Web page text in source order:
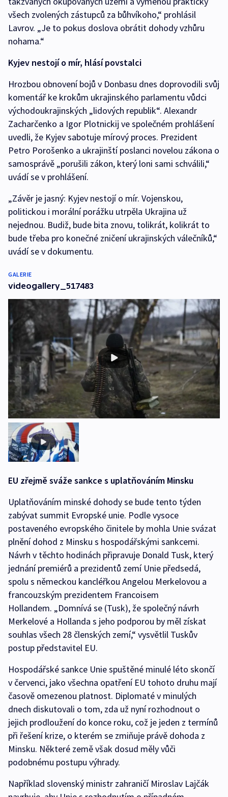
všech zvolených zástupců za bůhvíkoho,“ prohlásil
Lavrov. „Je to pokus doslova obrátit dohody vzhůru
nohama.“
Kyjev nestojí o mír, hlásí povstalci
Hrozbou obnovení bojů v Donbasu dnes doprovodili svůj
komentář ke krokům ukrajinského parlamentu vůdci
východoukrajinských „lidových republik“. Alexandr
Zacharčenko a Igor Plotnickij ve společném prohlášení
uvedli, že Kyjev sabotuje mírový proces. Prezident
Petro Porošenko a ukrajinští poslanci novelou zákona o
samosprávě „porušili zákon, který loni sami schválili,“
uvádí se v prohlášení.
„Závěr je jasný: Kyjev nestojí o mír. Vojenskou,
politickou i morální porážku utrpěla Ukrajina už
nejednou. Budiž, bude bita znovu, tolikrát, kolikrát to
bude třeba pro konečné zničení ukrajinských válečníků,“
uvádí se v dokumentu.
GALERIE
videogallery_517483
EU zřejmě sváže sankce s uplatňováním Minsku
Uplatňováním minské dohody se bude tento týden
zabývat summit Evropské unie. Podle vysoce
postaveného evropského činitele by mohla Unie svázat
plnění dohod z Minsku s hospodářskými sankcemi.
Návrh v těchto hodinách připravuje Donald Tusk, který
jednání premiérů a prezidentů zemí Unie předsedá,
spolu s německou kancléřkou Angelou Merkelovou a
francouzským prezidentem Francoisem
Hollandem. „Domnívá se (Tusk), že společný návrh
Merkelové a Hollanda s jeho podporou by měl získat
souhlas všech 28 členských zemí,“ vysvětlil Tuskův
postup představitel EU.
Hospodářské sankce Unie spuštěné minulé léto skončí
v červenci, jako všechna opatření EU tohoto druhu mají
časově omezenou platnost. Diplomaté v minulých
dnech diskutovali o tom, zda už nyní rozhodnout o
jejich prodloužení do konce roku, což je jeden z termínů
při řešení krize, o kterém se zmiňuje právě dohoda z
Minsku. Některé země však dosud měly vůči
podobnému postupu výhrady.
Například slovenský ministr zahraničí Miroslav Lajčák